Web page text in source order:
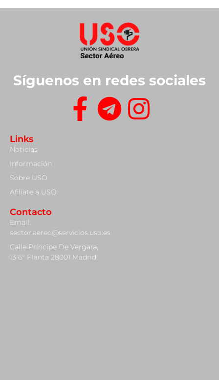
Síguenos en redes sociales
Links
Noticias
Información
Sobre USO
Afiliate a USO
Contacto
Email:
sector.aereo@servicios.uso.es
Calle Príncipe De Vergara,
13 6º Planta 28001 Madrid